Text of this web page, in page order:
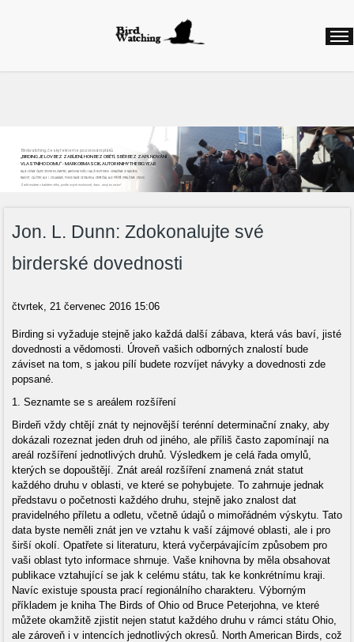
Birdwatching, česky řekneme pozorování ptáků
„BIRDING JE LOV BEZ ZABÍJENÍ, HON BEZ OBĚTÍ, SBĚR BEZ ZAPLŇOVÁNÍ
VLASTNÍHO DOMU“ - MARK OBMASCIK, AUTOR KNIHY THE BIG YEAR
NAJEZDÍME ČASTO STOVKY KILOMETRŮ, ABYCHOM VIDĚLI DALŠÍ NOVÝ DRUH. ODNÁŠÍME SI NADŠENÍ,
RADOST, ZÁŽITKY, ALE I ZKLAMÁNÍ, POKUD NAŠE CESTA BYLA ZBYTEČNÁ, ALE PŘÍŠTĚ VYRÁŽÍME ZNOVU
Začít můžete v každém věku, podle svých možností, času...stojí to za to!
Jon. L. Dunn: Zdokonalujte své
birderské dovednosti
čtvrtek, 21 červenec 2016 15:06
Birding si vyžaduje stejně jako každá další zábava, která vás baví, jisté
dovednosti a vědomosti. Úroveň vašich odborných znalostí bude
záviset na tom, s jakou pílí budete rozvíjet návyky a dovednosti zde
popsané.
1. Seznamte se s areálem rozšíření
Birdeři vždy chtějí znát ty nejnovější terénní determinační znaky, aby
dokázali rozeznat jeden druh od jiného, ale příliš často zapomínají na
areál rozšíření jednotlivých druhů. Výsledkem je celá řada omylů,
kterých se dopouštějí. Znát areál rozšíření znamená znát statut
každého druhu v oblasti, ve které se pohybujete. To zahrnuje jednak
představu o početnosti každého druhu, stejně jako znalost dat
pravidelného příletu a odletu, včetně údajů o mimořádném výskytu. Tato
data byste neměli znát jen ve vztahu k vaší zájmové oblasti, ale i pro
širší okolí. Opatřete si literaturu, která vyčerpávajícím způsobem pro
vaši oblast tyto informace shrnuje. Vaše knihovna by měla obsahovat
publikace vztahující se jak k celému státu, tak ke konkrétnímu kraji.
Navíc existuje spousta prací regionálního charakteru. Výborným
příkladem je kniha The Birds of Ohio od Bruce Peterjohna, ve které
můžete okamžitě zjistit nejen statut každého druhu v rámci státu Ohio,
ale zároveň i v intencích jednotlivých okresů. North American Birds, což